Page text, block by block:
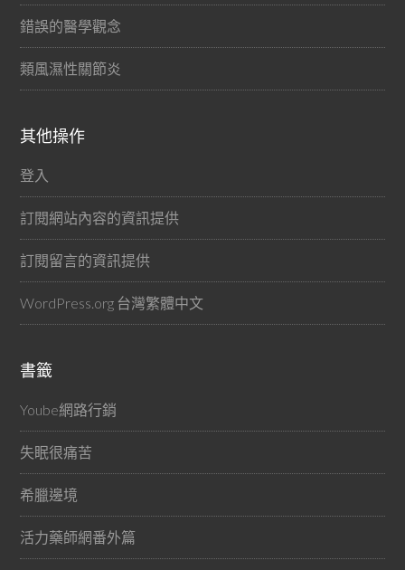
錯誤的醫學觀念
類風濕性關節炎
其他操作
登入
訂閱網站內容的資訊提供
訂閱留言的資訊提供
WordPress.org 台灣繁體中文
書籤
Yoube網路行銷
失眠很痛苦
希臘邊境
活力藥師網番外篇